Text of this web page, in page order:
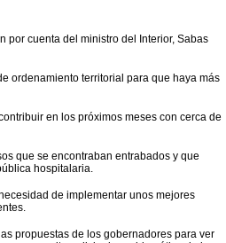
por cuenta del ministro del Interior, Sabas
ordenamiento territorial para que haya más
en los próximos meses con cerca de
que se encontraban entrabados y que
hospitalaria.
de implementar unos mejores
propuestas de los gobernadores para ver